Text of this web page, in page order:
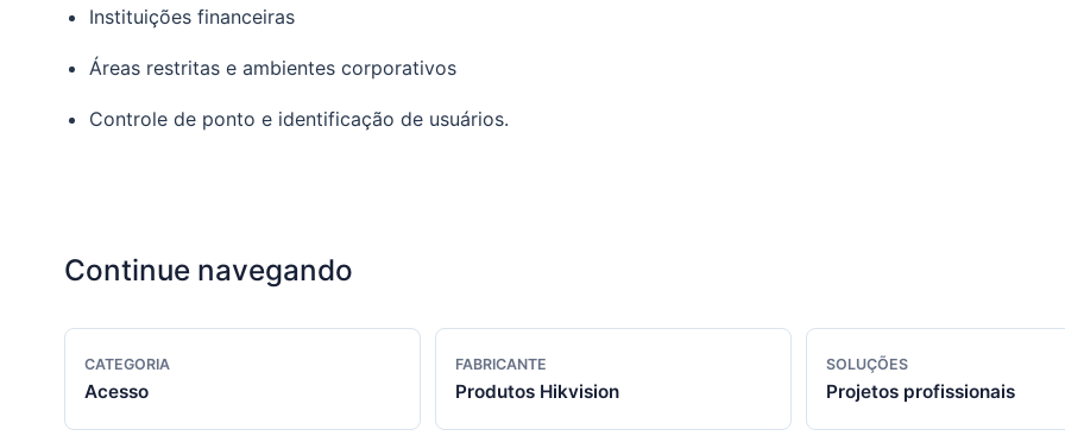
Instituições financeiras
Áreas restritas e ambientes corporativos
Controle de ponto e identificação de usuários.
Continue navegando
CATEGORIA
Acesso
FABRICANTE
Produtos Hikvision
SOLUÇÕES
Projetos profissionais